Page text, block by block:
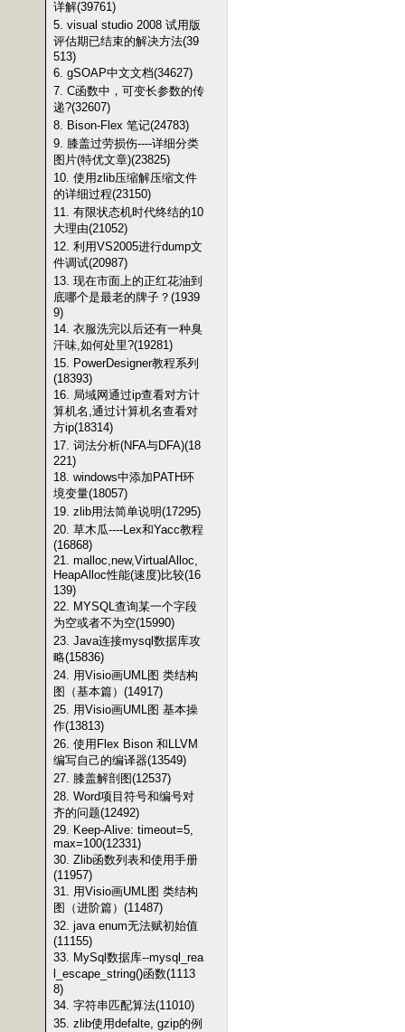
详解(39761)
5. visual studio 2008 试用版
评估期已结束的解决方法(39
513)
6. gSOAP中文文档(34627)
7. C函数中，可变长参数的传
递?(32607)
8. Bison-Flex 笔记(24783)
9. 膝盖过劳损伤----详细分类
图片(特优文章)(23825)
10. 使用zlib压缩解压缩文件
的详细过程(23150)
11. 有限状态机时代终结的10
大理由(21052)
12. 利用VS2005进行dump文
件调试(20987)
13. 现在市面上的正红花油到
底哪个是最老的牌子？(1939
9)
14. 衣服洗完以后还有一种臭
汗味,如何处里?(19281)
15. PowerDesigner教程系列
(18393)
16. 局域网通过ip查看对方计
算机名,通过计算机名查看对
方ip(18314)
17. 词法分析(NFA与DFA)(18
221)
18. windows中添加PATH环
境变量(18057)
19. zlib用法简单说明(17295)
20. 草木瓜----Lex和Yacc教程
(16868)
21. malloc,new,VirtualAlloc,
HeapAlloc性能(速度)比较(16
139)
22. MYSQL查询某一个字段
为空或者不为空(15990)
23. Java连接mysql数据库攻
略(15836)
24. 用Visio画UML图 类结构
图（基本篇）(14917)
25. 用Visio画UML图 基本操
作(13813)
26. 使用Flex Bison 和LLVM
编写自己的编译器(13549)
27. 膝盖解剖图(12537)
28. Word项目符号和编号对
齐的问题(12492)
29. Keep-Alive: timeout=5,
max=100(12331)
30. Zlib函数列表和使用手册
(11957)
31. 用Visio画UML图 类结构
图（进阶篇）(11487)
32. java enum无法赋初始值
(11155)
33. MySql数据库--mysql_rea
l_escape_string()函数(1113
8)
34. 字符串匹配算法(11010)
35. zlib使用defalte, gzip的例